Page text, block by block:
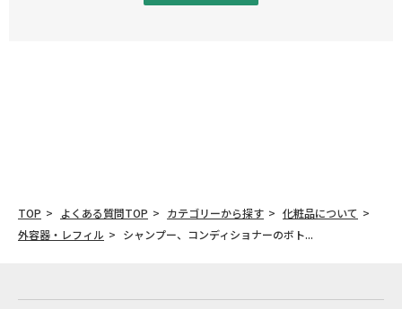
TOP よくある質問TOP カテゴリーから探す
化粧品について
外容器・レフィル
シャンプー、コンディショナーのボト...